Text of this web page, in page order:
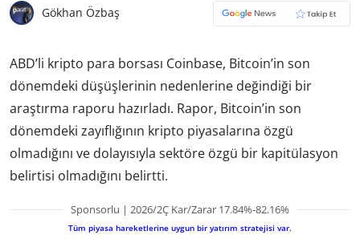
Gökhan Özbaş
ABD’li kripto para borsası Coinbase, Bitcoin’in son
dönemdeki düşüşlerinin nedenlerine değindiği bir
araştırma raporu hazırladı. Rapor, Bitcoin’in son
dönemdeki zayıflığının kripto piyasalarına özgü
olmadığını ve dolayısıyla sektöre özgü bir kapitülasyon
belirtisi olmadığını belirtti.
Sponsorlu | 2026/2Ç Kar/Zarar 17.84%-82.16%
Tüm piyasa hareketlerine uygun bir yatırım stratejisi var.